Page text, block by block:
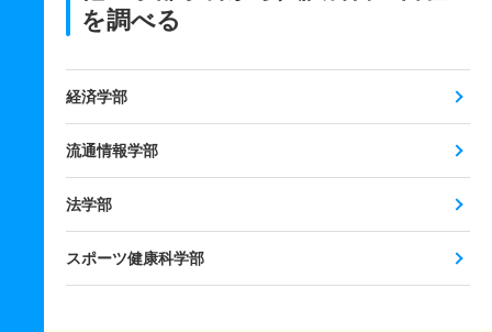
を調べる
経済学部
流通情報学部
法学部
スポーツ健康科学部